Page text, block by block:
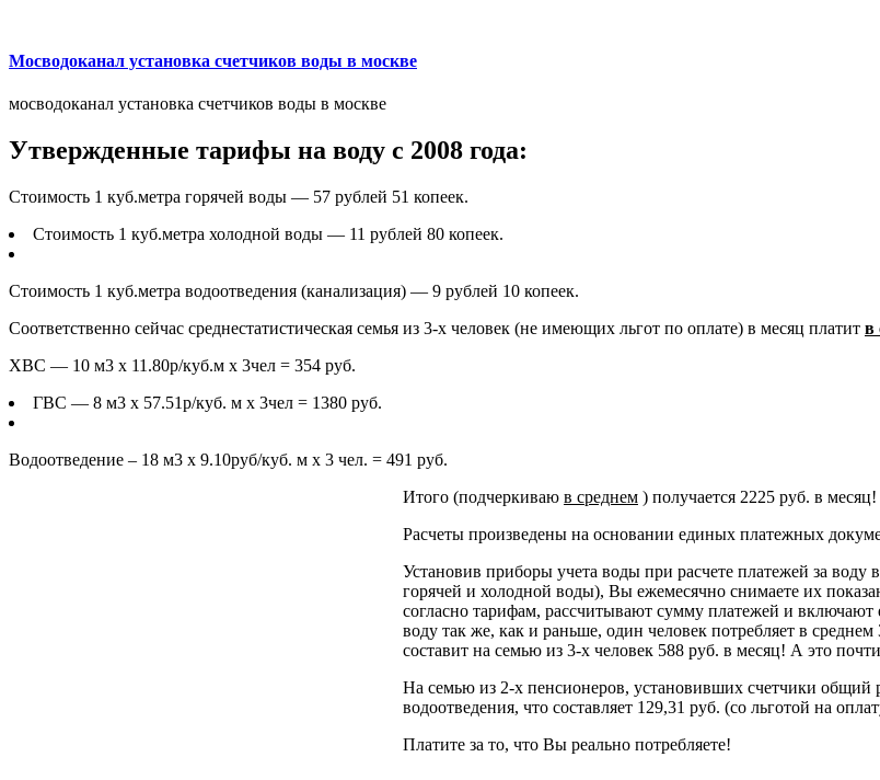
Мосводоканал установка счетчиков воды в москве
мосводоканал установка счетчиков воды в москве
Утвержденные тарифы на воду с 2008 года:
Стоимость 1 куб.метра горячей воды — 57 рублей 51 копеек.
Стоимость 1 куб.метра холодной воды — 11 рублей 80 копеек.
Стоимость 1 куб.метра водоотведения (канализация) — 9 рублей 10 копеек.
Соответственно сейчас среднестатистическая семья из 3-х человек (не имеющих льгот по оплате) в месяц платит в
ХВС — 10 м3 х 11.80р/куб.м х 3чел = 354 руб.
ГВС — 8 м3 х 57.51р/куб. м х 3чел = 1380 руб.
Водоотведение – 18 м3 х 9.10руб/куб. м х 3 чел. = 491 руб.
Итого (подчеркиваю в среднем ) получается 2225 руб. в месяц!
Расчеты произведены на основании единых платежных
Установив приборы учета воды при расчете платежей за воду
горячей и холодной воды), Вы ежемесячно снимаете их
согласно тарифам, рассчитывают сумму платежей и
воду так же, как и раньше, один человек потребляет в
составит на семью из 3-х человек 588 руб. в месяц! А это
На семью из 2-х пенсионеров, установивших счетчики общий
водоотведения, что составляет 129,31 руб. (со льготой на
Платите за то, что Вы реально потребляете!